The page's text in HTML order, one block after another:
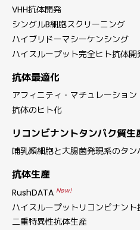
VHH抗体開発
シングルB細胞スクリーニング
ハイブリドーマシーケンシング
ハイスループット完全ヒト抗体
抗体最適化
アフィニティ・マチュレーション
抗体のヒト化
リコンビナントタンパク質生
哺乳類細胞と大腸菌発現系のタン
抗体生産
RushDATA New!
ハイスループットリコンビナント
二重特異性抗体生産